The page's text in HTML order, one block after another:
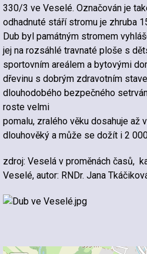
330/3 ve Veselé. Označován je
odhadnuté stáří stromu je zhruba
Dub byl památným stromem
jej na rozsáhlé travnaté ploše s
sportovním areálem a bytovými
dřevinu s dobrým zdravotním
dlouhodobého bezpečného
roste velmi
pomalu, zralého věku dosahuje až
dlouhověký a může se dožít i 2
zdroj: Veselá v proměnách časů,
Veselé, autor: RNDr. Jana